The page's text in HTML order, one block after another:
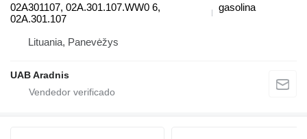
02A301107, 02A.301.107.WW0 6,
02A.301.107
gasolina
Lituania, Panevėžys
UAB Aradnis